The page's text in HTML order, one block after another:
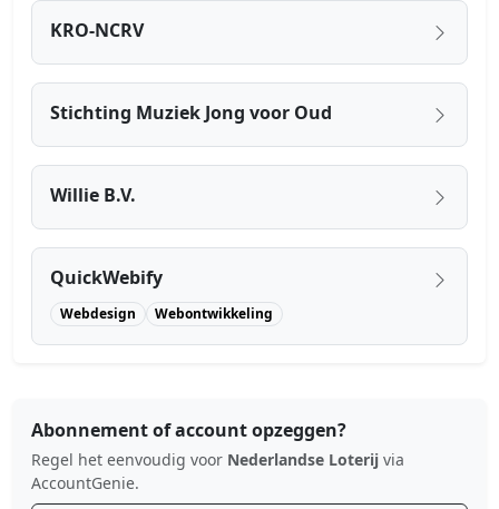
KRO-NCRV
Stichting Muziek Jong voor Oud
Willie B.V.
QuickWebify
Webdesign Webontwikkeling
Abonnement of account opzeggen?
Regel het eenvoudig voor Nederlandse Loterij via
AccountGenie.